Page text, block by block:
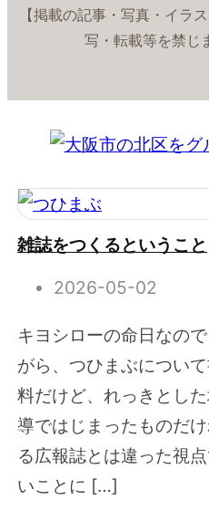
【掲載の記事・写真・イラ
写・転載等を禁じ
雑誌をつくるということ
2026-05-02
キヨシローの命日なの
がら、つひまぶについ
料だけど、れっきとし
導ではじまったものだ
る広報誌とは違った視
いことに […]